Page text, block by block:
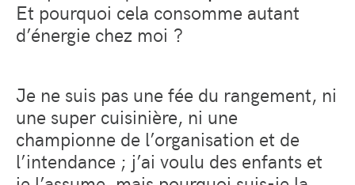
Et pourquoi cela consomme autant
d’énergie chez moi ?
Je ne suis pas une fée du rangement, ni
une super cuisinière, ni une
championne de l’organisation et de
l’intendance ; j’ai voulu des enfants et